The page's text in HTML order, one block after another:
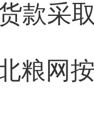
款采
粮网